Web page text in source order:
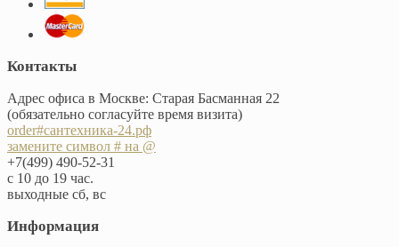
Контакты
Адрес офиса в Москве: Старая Басманная 22
(обязательно согласуйте время визита)
order#сантехника-24.рф
замените символ # на @
+7(499) 490-52-31
с 10 до 19 час.
выходные сб, вс
Информация